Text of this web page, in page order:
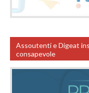
Assoutenti e Digeat
consapevole